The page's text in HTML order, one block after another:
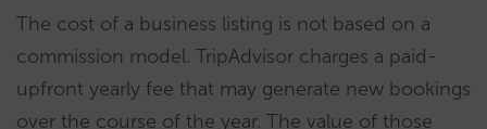
The cost of a business listing is not based on a
commission model. TripAdvisor charges a paid-
upfront yearly fee that may generate new bookings
over the course of the year. The value of those